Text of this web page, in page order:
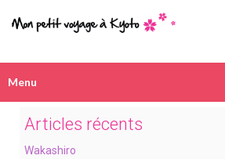
Menu
Articles récents
Wakashiro